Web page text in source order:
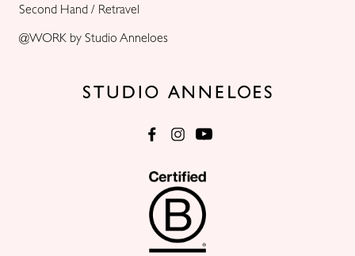
Second Hand / Retravel
@WORK by Studio Anneloes